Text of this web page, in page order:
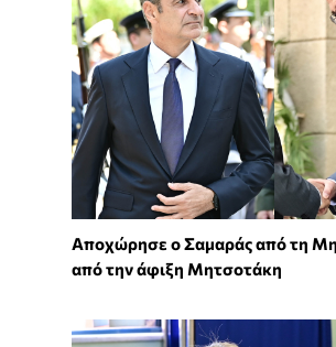
Αποχώρησε ο Σαμαράς από τη
από την άφιξη Μητσοτάκη